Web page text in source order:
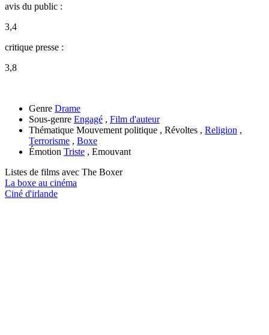
avis du public :
3,4
critique presse :
3,8
Genre Drame
Sous-genre Engagé , Film d'auteur
Thématique Mouvement politique , Révoltes , Religion ,
Terrorisme , Boxe
Émotion Triste , Emouvant
Listes de films avec The Boxer
La boxe au cinéma
Ciné d'irlande